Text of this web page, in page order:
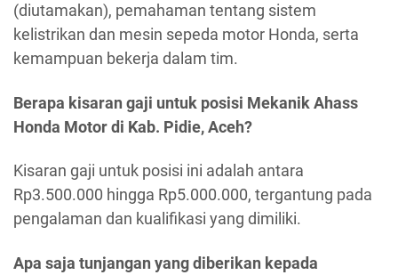
(diutamakan), pemahaman tentang sistem
kelistrikan dan mesin sepeda motor Honda, serta
kemampuan bekerja dalam tim.
Berapa kisaran gaji untuk posisi Mekanik Ahass
Honda Motor di Kab. Pidie, Aceh?
Kisaran gaji untuk posisi ini adalah antara
Rp3.500.000 hingga Rp5.000.000, tergantung pada
pengalaman dan kualifikasi yang dimiliki.
Apa saja tunjangan yang diberikan kepada